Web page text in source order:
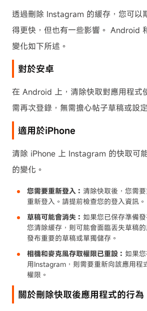
透過刪除 Instagram 的緩存，您可以
得更快，但也有一些影響。 Android
變化如下所述。
對於安卓
在 Android 上，清除快取對應用程式
需再次登錄，無需擔心帖子草稿或設
適用於iPhone
清除 iPhone 上 Instagram 的快取可
的變化。
您需要重新登入： 清除快取後，您需
重新登入。請提前檢查您的登入資訊。
草稿可能會消失： 如果您已保存準備
您清除緩存，則可能會面臨丟失草稿
發布重要的草稿或單獨儲存。
相機和麥克風存取權限已重設： 如果
用Instagram，則需要重新向該應用程
權限。
關於刪除快取後應用程式的行為